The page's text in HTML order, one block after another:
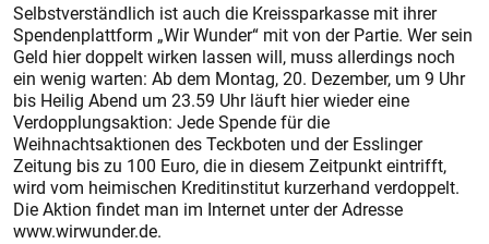
Selbstverständlich ist auch die Kreissparkasse mit ihrer
Spendenplattform „Wir Wunder“ mit von der Partie. Wer sein
Geld hier doppelt wirken lassen will, muss allerdings noch
ein wenig warten: Ab dem Montag, 20. Dezember, um 9 Uhr
bis Heilig Abend um 23.59 Uhr läuft hier wieder eine
Verdopplungsaktion: Jede Spende für die
Weihnachtsaktionen des Teckboten und der Esslinger
Zeitung bis zu 100 Euro, die in diesem Zeitpunkt eintrifft,
wird vom heimischen Kreditinstitut kurzerhand verdoppelt.
Die Aktion findet man im Internet unter der Adresse
www.wirwunder.de.